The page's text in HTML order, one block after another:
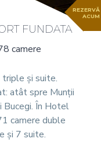
REZERVĂ
ACUM
FUNDATA
camere
triple și suite.
atât spre Munții
Bucegi. În Hotel
camere duble
și 7 suite.